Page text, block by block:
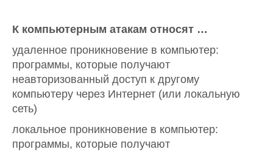
К компьютерным атакам относят …
удаленное проникновение в компьютер:
программы, которые получают
неавторизованный доступ к другому
компьютеру через Интернет (или локальную
сеть)
локальное проникновение в компьютер:
программы, которые получают